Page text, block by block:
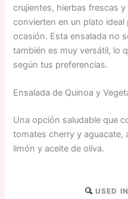
crujientes, hierbas frescas
convierten en un plato ideal
ocasión. Esta ensalada no
también es muy versátil, lo
según tus preferencias.
Ensalada de Quinoa y
Una opción saludable que
tomates cherry y aguacate,
limón y aceite de oliva.
USED